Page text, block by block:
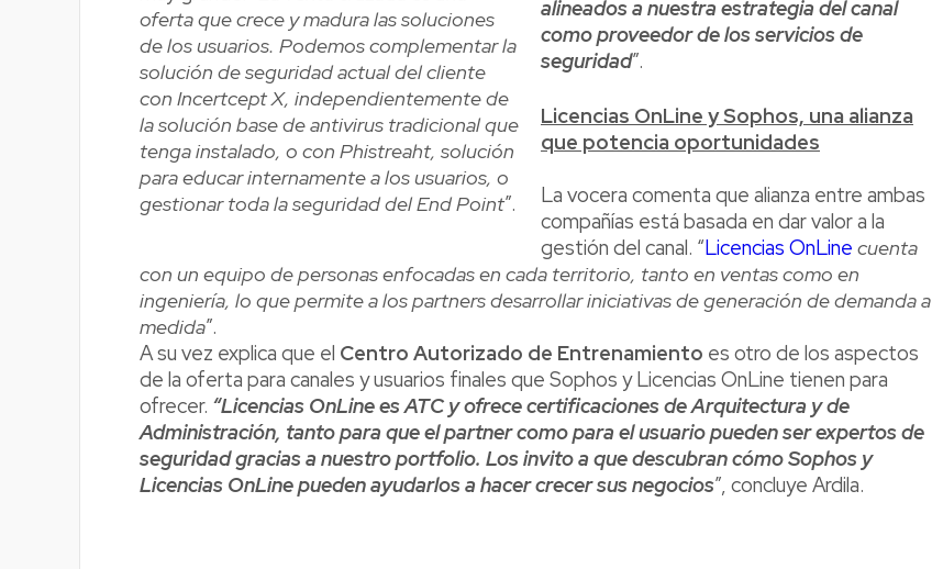
oferta que crece y madura las soluciones
de los usuarios. Podemos complementar la
solución de seguridad actual del cliente
con Incertcept X, independientemente de
la solución base de antivirus tradicional que
tenga instalado, o con Phistreaht, solución
para educar internamente a los usuarios, o
gestionar toda la seguridad del End Point”.
alineados a nuestra estrategia del canal
como proveedor de los servicios de
seguridad”.
Licencias OnLine y Sophos, una alianza
que potencia oportunidades
La vocera comenta que alianza entre ambas
compañías está basada en dar valor a la
gestión del canal. “Licencias OnLine cuenta
con un equipo de personas enfocadas en cada territorio, tanto en ventas como en
ingeniería, lo que permite a los partners desarrollar iniciativas de generación de demanda a
medida”.
A su vez explica que el Centro Autorizado de Entrenamiento es otro de los aspectos
de la oferta para canales y usuarios finales que Sophos y Licencias OnLine tienen para
ofrecer. “Licencias OnLine es ATC y ofrece certificaciones de Arquitectura y de
Administración, tanto para que el partner como para el usuario pueden ser expertos de
seguridad gracias a nuestro portfolio. Los invito a que descubran cómo Sophos y
Licencias OnLine pueden ayudarlos a hacer crecer sus negocios”, concluye Ardila.